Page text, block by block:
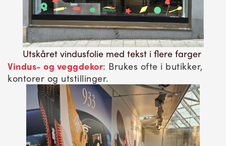
Utskåret vindusfolie med tekst i flere farger
Vindus- og veggdekor: Brukes ofte i butikker,
kontorer og utstillinger.